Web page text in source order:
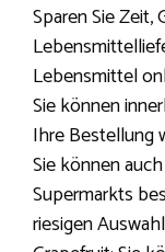
Sparen Sie
Lebensmittel
Sie können
Ihre Bestellung
Sie können
Supermarkts
riesigen